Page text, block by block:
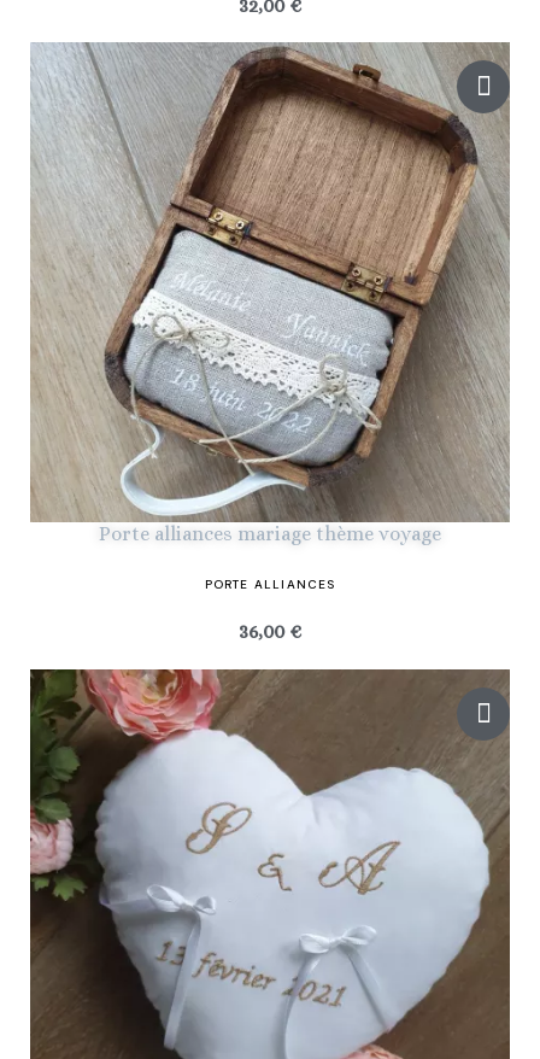
32,00 €
Porte alliances mariage thème voyage
PORTE ALLIANCES
36,00 €